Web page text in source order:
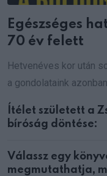
Egészséges
70 év felett
Hetvenéves kor után
a gondolataink
Ítélet született a
bíróság döntése:
Válassz egy
megmutathatja,